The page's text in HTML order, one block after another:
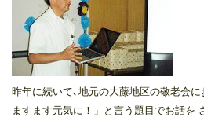
昨年に続いて､地元の大藤地区の敬老会
ますます元気に！」と言う題目でお話を